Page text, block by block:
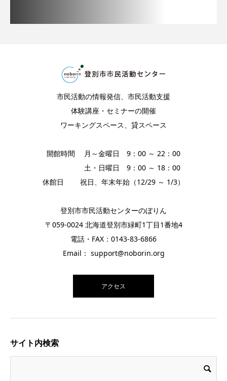
市民活動の情報発信、市民活動支援
体験講座・セミナーの開催
ワーキングスペース、貸スペース
開館時間 月～金曜日 9：00 ～ 22：00
土・日曜日 9：00 ～ 18：00
休館日 祝日、年末年始（12/29 ～ 1/3）
登別市市民活動センターのぼりん
〒059-0024 北海道登別市緑町1丁目1番地4
電話・FAX：0143-83-6866
Email： support@noborin.org
アクセス
サイト内検索